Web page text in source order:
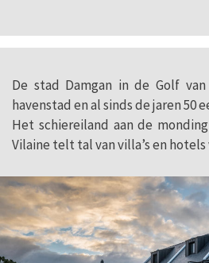
De stad Damgan in de Golf
havenstad en al sinds de jaren 50
Het schiereiland aan de
Vilaine telt tal van villa’s en